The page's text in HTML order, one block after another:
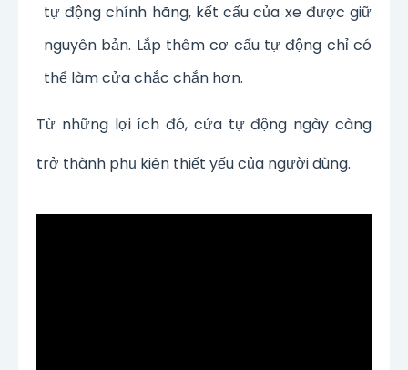
tự động chính hãng, kết cấu của xe được giữ
nguyên bản. Lắp thêm cơ cấu tự động chỉ có
thể làm cửa chắc chắn hơn.
Từ những lợi ích đó, cửa tự động ngày càng
trở thành phụ kiên thiết yếu của người dùng.